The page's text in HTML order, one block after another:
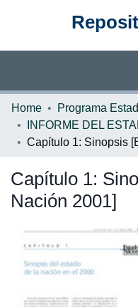
Communities &
Home
Capítulo 1:
Nación 2001]